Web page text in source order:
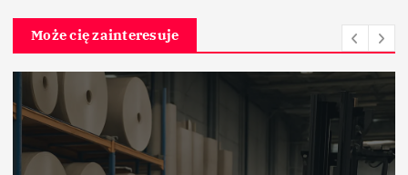
Może cię zainteresuje